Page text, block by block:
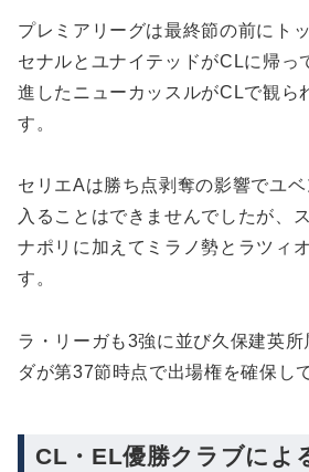
プレミアリーグは最終節の前にト
セナルとユナイテッドがCLに帰っ
進したニューカッスルがCLで観ら
す。
セリエAは勝ち点剥奪の影響でユ
入ることはできませんでしたが、
ナポリに加えてミラノ勢とラツィ
す。
ラ・リーガも3強に並び久保建英
ダが第37節時点で出場権を確保し
CL・EL優勝クラブによ